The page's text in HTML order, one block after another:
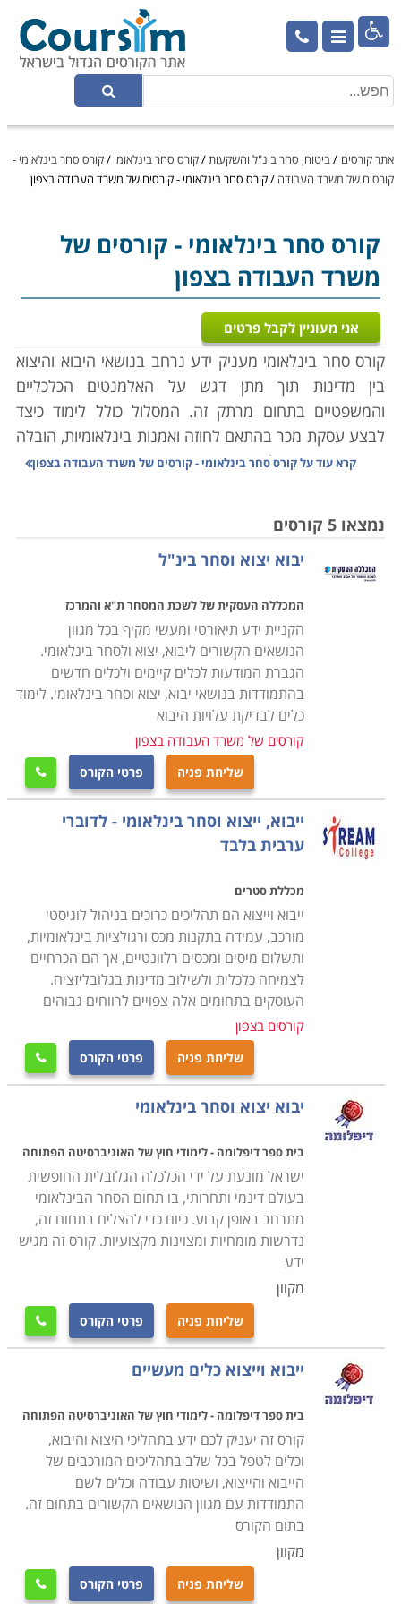

אתר קורסים /ביטוח, סחר בינ"ל והשקעות/קורס סחר בינלאומי /קורס סחר בינלאומי -
קורסים של משרד העבודה /קורס סחר בינלאומי - קורסים של משרד העבודה בצפון
קורס סחר בינלאומי - קורסים של
משרד העבודה בצפון
אני מעוניין לקבל פרטים
קורס סחר בינלאומי מעניק ידע נרחב בנושאי היבוא והיצוא
בין מדינות תוך מתן דגש על האלמנטים הכלכליים
והמשפטיים בתחום מרתק זה. המסלול כולל לימוד כיצד
לבצע עסקת מכר בהתאם לחוזה ואמנות בינלאומיות, הובלה
אווירית וימית וההליכים המורכבים הכרוכים בביצוע עסקאות
להכיר את שיטות הסחר הבינלאומיות ויכולים לשמש במספר
עמדות מפתח בתחום זה, כאשר מדובר בקורס מקצועי
ביותר, אשר מעניק את כל הידע הדרוש כדי לעסוק בתחום
בחברות ציבוריות ופרטיות כאחד. הכלכלה הבינלאומית
המודרנית והגלובלית מתאפיינת בסחר בינלאומי מקיף
ביותר. סחורות משונעות בין ארצות, יבשות, אוקיינוסים
ולקוחות במהירות וביעילות, כאשר עלויות השילוח הולכות
ומצטמצמות. בנגזרת מכך, כל פעילות כלכלית שהיא,
מתקיימת קודם כל היכן שנמצא יתרון יחסי לקיומה.
כדוגמה לכך, אם פעם התקיימו למשל בארצנו חקלאות
נרחבת ותעשיית טקסטיל משגשגת, הרי שכיום קל ופשוט
יותר לרכוש ולייבא בזול מוצרים חקלאיים ממדינות בהן
משאבי הקרקע והמים שופעים וזמינים יותר מאשר אצלנו.
גם את הבגדים אולי אפשר עדיין לעצב בארץ, אבל את
מלאכת התפירה והייצור כלכלי יותר לבצע במדינות בהן כוח
האדם זול יותר, ויבטיח מוצרים בעלות אטרקטיבית יותר
ללקוח. בכלכלה הישנה אמנם התקיימו תנאים אלו גם פעם,
אלא שמכסים מקומיים שימשו להגנת התוצרת המקומית
והכלכלה המתוכננת. כיום חתומה המדינה על שלל הסכמים
בינלאומיים שמטרתם היא לפתוח את השוק לייבוא, וכך גם
לסייע לייצוא המקביל, וגם כדי לחשוף את הכלכלה המקומית
לתחרות רבה יותר, שתגרום להתייעלות מצידה והוזלת
הסחורות ללקוח.
הקורס מתאים לכל מי שרוצה להשתלב במקצוע שחובק
ארצות ותרבויות, מפגיש בין עולם המסחר המקומי לבינלאומי
דרך כל ההיבטים הכלכליים והמשפטיים, תוך יכולת ליצור
רשת של תקשורת ענפה עם גורמים שונים בתחום, באופן
שייעל את המערכת ויביא להצלחה ביבוא וביצוא ולרווחיות
הלימודים נמשכים תקופה קצרה ואין כל תנאי קבלה, כך
שבאמצעות קורס מקצועי ומרתק אפשר להתחיל לסלול את
הדרך לקריירה מצליחה המאפשרת השתלבות במקומות
עבודה רבים כמו גם פתיחת עסק עצמאי בתחום וזאת
בהתאם למידת ההשקעה והשאיפות שלכם.
מנהלים העוסקים בתחום עשויים ללמוד רבות במסגרת קורס
זה ולקבל כלים וידע נוספים כך שהעסק שלהם יתפקד
בצורה טובה יותר, שכן מדובר במסלול לימוד מקיף ומעשיר
ביותר, שתועלתו בכלכלה המודרנית היא רבה מאוד.
בין השאר ניתן למצוא בקטגוריה זו מסלולי הכשרה כפקידי
ועמילי מכס, כאנשי מערך יבוא ויצוא מומחים בחברות, וגם
קרא עוד עלקורס סחר בינלאומי - קורסים של משרד העבודה בצפון
נמצאו 5 קורסים
יבוא יצוא וסחר בינ"ל
המכללה העסקית של לשכת המסחר ת"א והמרכז
הקניית ידע תיאורטי ומעשי מקיף בכל מגוון
הנושאים הקשורים ליבוא, יצוא ולסחר בינלאומי.
הגברת המודעות לכלים קיימים ולכלים חדשים
בהתמודדות בנושאי יבוא, יצוא וסחר בינלאומי. לימוד
כלים לבדיקת עלויות היבוא
קורסים של משרד העבודה בצפון
שליחת פניה פרטי הקורס 
ייבוא, ייצוא וסחר בינלאומי - לדוברי
ערבית בלבד
מכללת סטרים
ייבוא וייצוא הם תהליכים כרוכים בניהול לוגיסטי
מורכב, עמידה בתקנות מכס ורגולציות בינלאומיות,
ותשלום מיסים ומכסים רלוונטיים, אך הם הכרחיים
לצמיחה כלכלית ולשילוב מדינות בגלובליזציה.
העוסקים בתחומים אלה צפויים לרווחים גבוהים
קורסים בצפון
שליחת פניה פרטי הקורס 
יבוא יצוא וסחר בינלאומי
בית ספר דיפלומה - לימודי חוץ של האוניברסיטה הפתוחה
ישראל מונעת על ידי הכלכלה הגלובלית החופשית
בעולם דינמי ותחרותי, בו תחום הסחר הבינלאומי
מתרחב באופן קבוע. כיום כדי להצליח בתחום זה,
נדרשות מומחיות ומצוינות מקצועיות. קורס זה מגיש
ידע
מקוון
שליחת פניה פרטי הקורס 
ייבוא וייצוא כלים מעשיים
בית ספר דיפלומה - לימודי חוץ של האוניברסיטה הפתוחה
קורס זה יעניק לכם ידע בתהליכי היצוא והיבוא,
וכלים לטפל בכל שלב בתהליכים המורכבים של
הייבוא והייצוא, ושיטות עבודה וכלים לשם
התמודדות עם מגוון הנושאים הקשורים בתחום זה.
בתום הקורס
מקוון
שליחת פניה פרטי הקורס 